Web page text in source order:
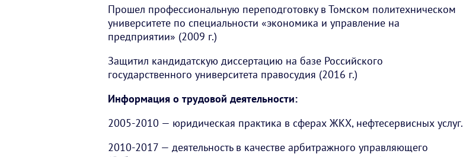
Прошел профессиональную переподготовку в Томском политехническом
университете по специальности «экономика и управление на
предприятии» (2009 г.)
Защитил кандидатскую диссертацию на базе Российского
государственного университета правосудия (2016 г.)
Информация о трудовой деятельности:
2005-2010 — юридическая практика в сферах ЖКХ, нефтесервисных услуг.
2010-2017 — деятельность в качестве арбитражного управляющего